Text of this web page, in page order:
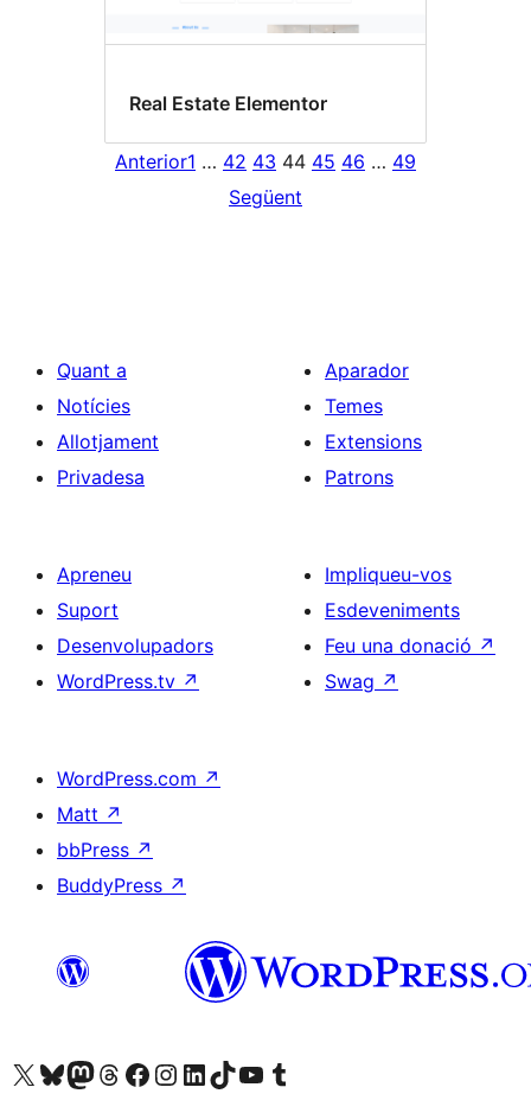
Real Estate Elementor
Anterior1 … 42 43 44 45 46 … 49
Següent
Quant a
Notícies
Allotjament
Privadesa
Aparador
Temes
Extensions
Patrons
Apreneu
Suport
Desenvolupadors
WordPress.tv ↗
Impliqueu-vos
Esdeveniments
Feu una donació ↗
Swag ↗
WordPress.com ↗
Matt ↗
bbPress ↗
BuddyPress ↗
Visiteu el nostre compte X (abans Twitter)
Visiteu el nostre compte de Bluesky
Visiteu el nostre compte al Mastodon
Visiteu el nostre compte de Threads
Visiteu la nostra pàgina al Facebook
Visiteu el nostre compte d'Instagram
Visiteu el nostre compte de LinkedIn
Visiteu el nostre compte de TikTok
Visiteu el nostre canal al YouTube
Visiteu el nostre compte de Tumblr